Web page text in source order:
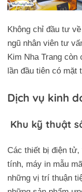
Không chỉ đầu tư
ngũ nhân viên tư
Kim Nha Trang còn
lần đầu tiên có mặt
Dịch vụ kinh
Khu kỹ thuật
Các thiết bị điện
tính, máy in mẫu
những vị trí thuận